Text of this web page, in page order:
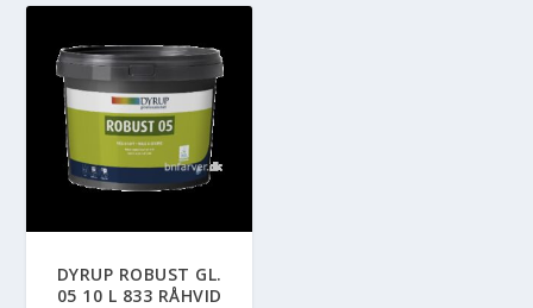
DYRUP ROBUST GL.
05 10 L 833 RÅHVID